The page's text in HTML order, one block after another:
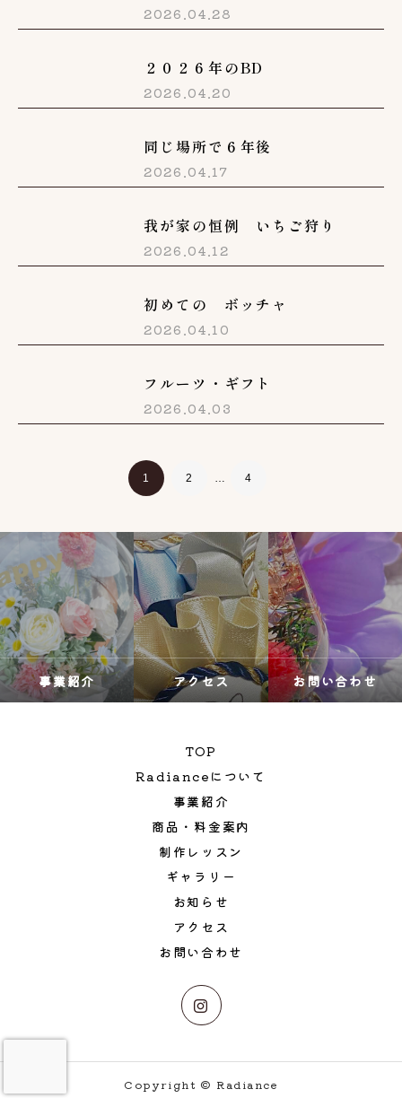
2026.04.28
２０２６年のBD
2026.04.20
同じ場所で６年後
2026.04.17
我が家の恒例 いちご狩り
2026.04.12
初めての ボッチャ
2026.04.10
フルーツ・ギフト
2026.04.03
1 2 … 4
事業紹介 アクセス お問い合わせ
TOP
Radianceについて
事業紹介
商品・料金案内
制作レッスン
ギャラリー
お知らせ
アクセス
お問い合わせ
Copyright © Radiance